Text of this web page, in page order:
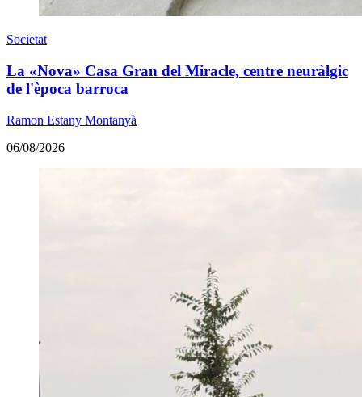
Societat
La «Nova» Casa Gran del Miracle, centre neuràlgic
de l'època barroca
Ramon Estany Montanyà
06/08/2026